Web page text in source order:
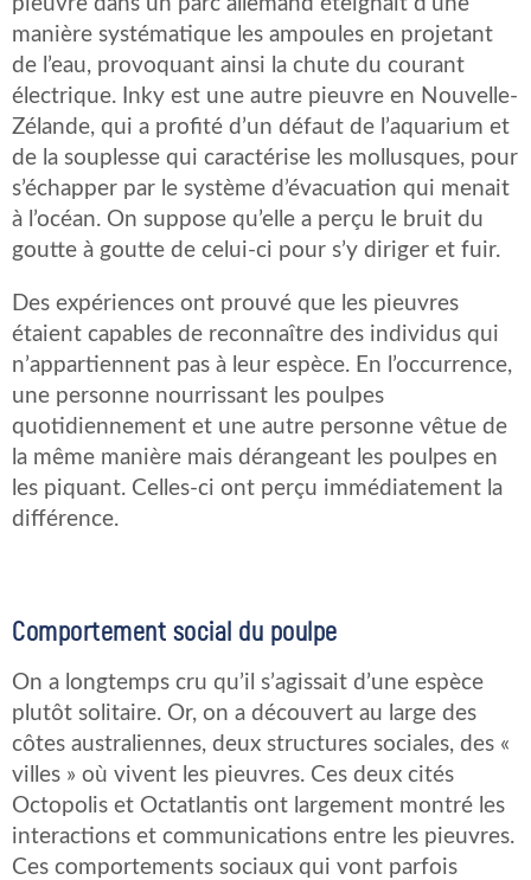
pieuvre dans un parc allemand éteignait d’une
manière systématique les ampoules en projetant
de l’eau, provoquant ainsi la chute du courant
électrique. Inky est une autre pieuvre en Nouvelle-
Zélande, qui a profité d’un défaut de l’aquarium et
de la souplesse qui caractérise les mollusques, pour
s’échapper par le système d’évacuation qui menait
à l’océan. On suppose qu’elle a perçu le bruit du
goutte à goutte de celui-ci pour s’y diriger et fuir.
Des expériences ont prouvé que les pieuvres
étaient capables de reconnaître des individus qui
n’appartiennent pas à leur espèce. En l’occurrence,
une personne nourrissant les poulpes
quotidiennement et une autre personne vêtue de
la même manière mais dérangeant les poulpes en
les piquant. Celles-ci ont perçu immédiatement la
différence.
Comportement social du poulpe
On a longtemps cru qu’il s’agissait d’une espèce
plutôt solitaire. Or, on a découvert au large des
côtes australiennes, deux structures sociales, des «
villes » où vivent les pieuvres. Ces deux cités
Octopolis et Octatlantis ont largement montré les
interactions et communications entre les pieuvres.
Ces comportements sociaux qui vont parfois